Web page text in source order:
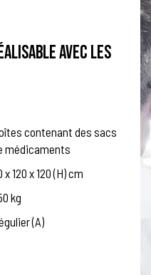
AVEC LES
contenant des sacs
médicaments
x 120 x 120 (H) cm
kg
(A)